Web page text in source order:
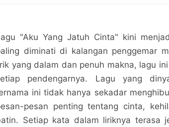
"Aku Yang Jatuh Cinta" kini
diminati di kalangan penggemar
yang dalam dan penuh makna, lagu
pendengarnya. Lagu yang
ini tidak hanya sekadar
pesan penting tentang cinta,
Setiap kata dalam liriknya terasa